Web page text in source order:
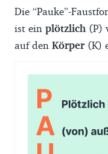
Die “Pauke”-
ist ein plötzlich (P)
auf den Körper (K)